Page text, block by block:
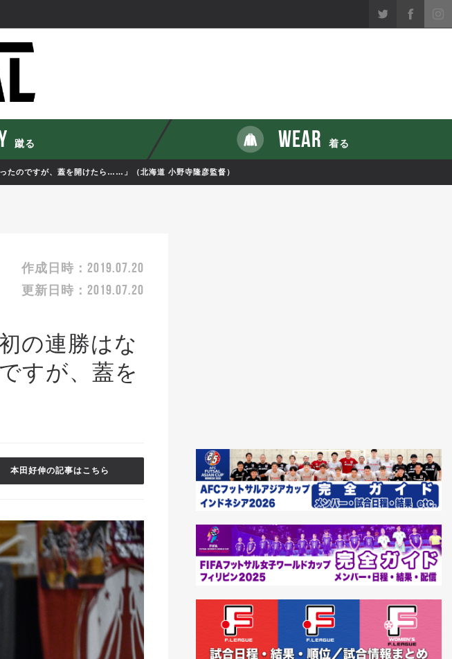
蹴る WEAR 着る
たのですが、蓋を開けたら……」（北海道 小野寺隆彦監督）
作成日時： 2019.07.20
更新日時： 2019.07.20
の連勝はな
すが、蓋を
本田好伸の記事はこちら